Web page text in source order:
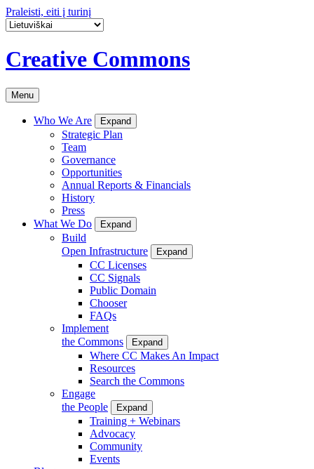
Praleisti, eiti į turinį
Creative Commons
Menu
Who We Are Expand
Strategic Plan
Team
Governance
Opportunities
Annual Reports & Financials
History
Press
What We Do
Expand
Build
Open Infrastructure
Expand
CC Licenses
CC Signals
Public Domain
Chooser
FAQs
Implement
the Commons
Expand
Where CC Makes An Impact
Resources
Search the Commons
Engage
the People
Expand
Training + Webinars
Advocacy
Community
Events